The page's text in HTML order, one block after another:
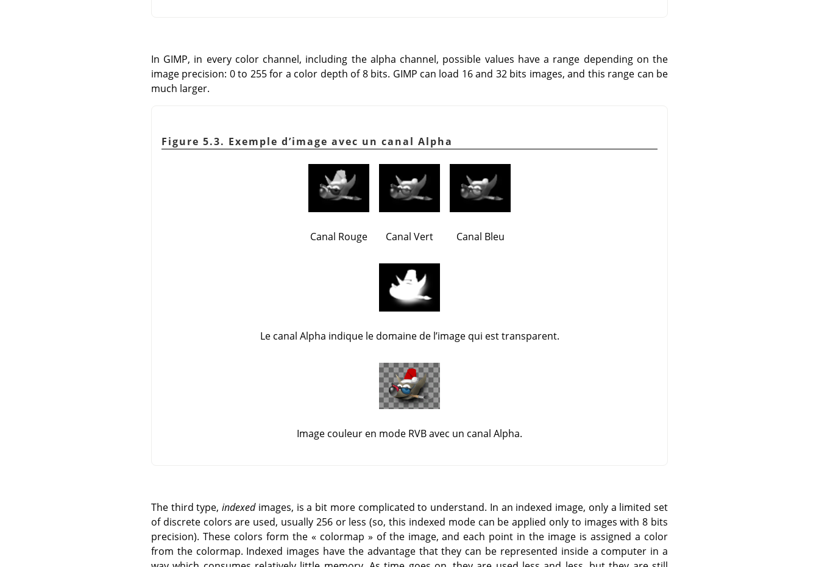
In GIMP, in every color channel, including the alpha channel, possible values have a range depending on the
image precision: 0 to 255 for a color depth of 8 bits. GIMP can load 16 and 32 bits images, and this range can be
much larger.
Figure 5.3. Exemple d’image avec un canal Alpha
Canal Rouge Canal Vert Canal Bleu
Le canal Alpha indique le domaine de l’image qui est transparent.
Image couleur en mode RVB avec un canal Alpha.
The third type,indexedimages, is a bit more complicated to understand. In an indexed image, only a limited set
of discrete colors are used, usually 256 or less (so, this indexed mode can be applied only to images with 8 bits
precision). These colors form the « colormap » of the image, and each point in the image is assigned a color
from the colormap. Indexed images have the advantage that they can be represented inside a computer in a